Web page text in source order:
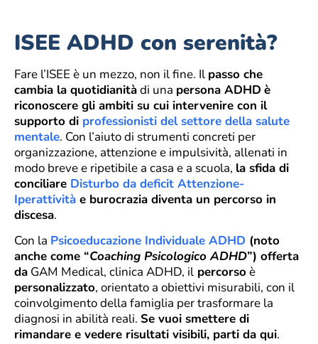
ISEE ADHD con serenità?
Fare l’ISEE è un mezzo, non il fine. Il passo che
cambia la quotidianitàdi una persona ADHD è
riconoscere gli ambiti su cui intervenire con il
supporto di professionisti del settore della salute
mentale. Con l’aiuto di strumenti concreti per
organizzazione, attenzione e impulsività, allenati in
modo breve e ripetibile a casa e a scuola, la sfida di
conciliare Disturbo da deficit Attenzione-
Iperattività e burocrazia diventa un percorso in
discesa.
Con la Psicoeducazione Individuale ADHD (noto
anche come “Coaching Psicologico ADHD”) offerta
da GAM Medical, clinica ADHD, il percorsoè
personalizzato, orientato a obiettivi misurabili, con il
coinvolgimento della famiglia per trasformare la
diagnosi in abilità reali. Se vuoi smettere di
rimandare e vedere risultati visibili, parti da qui.